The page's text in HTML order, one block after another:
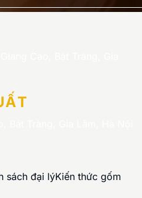
sách đại lýKiến thức gốm